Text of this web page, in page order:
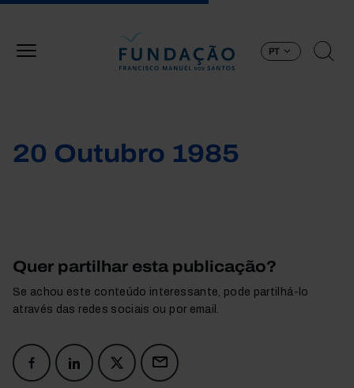
PT
20 Outubro 1985
Quer partilhar esta publicação?
Se achou este conteúdo interessante, pode partilhá-lo
através das redes sociais ou por email.